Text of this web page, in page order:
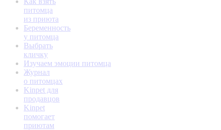
питомца
из приюта
Беременность
у питомца
Выбрать
кличку
Изучаем эмоции питомца
Журнал
о питомцах
Kinpet для
продавцов
Kinpet
помогает
приютам